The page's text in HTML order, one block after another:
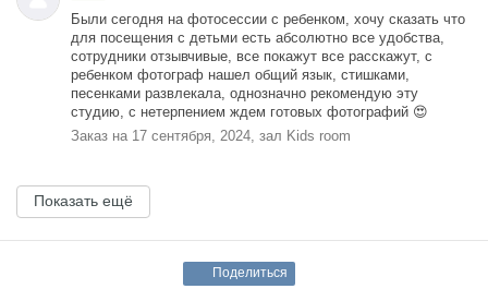
Были сегодня на фотосессии с ребенком, хочу сказать что
для посещения с детьми есть абсолютно все удобства,
сотрудники отзывчивые, все покажут все расскажут, с
ребенком фотограф нашел общий язык, стишками,
песенками развлекала, однозначно рекомендую эту
студию, с нетерпением ждем готовых фотографий 😍
Заказ на 17 сентября, 2024, зал Kids room
Показать ещё
Поделиться